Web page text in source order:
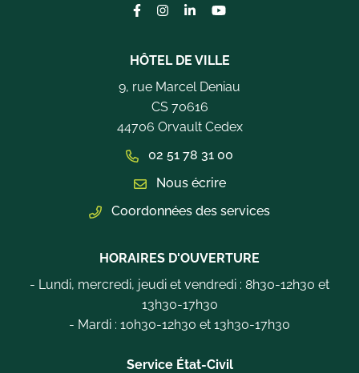
Lien vers le compte Facebook
Lien vers le compte Instagram
Lien vers le compte Linkedin
Lien vers la chaîne
HÔTEL DE VILLE
9, rue Marcel Deniau
CS 70616
44706 Orvault Cedex
02 51 78 31 00
Nous écrire
Coordonnées des services
HORAIRES D'OUVERTURE
- Lundi, mercredi, jeudi et vendredi : 8h30-12h30 et
13h30-17h30
- Mardi : 10h30-12h30 et 13h30-17h30
Service État-Civil